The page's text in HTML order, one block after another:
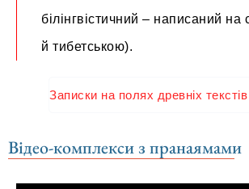
білінгвістичний – написаний на
й тибетською).
Записки на полях древніх текстів
Відео-комплекси з пранаямами